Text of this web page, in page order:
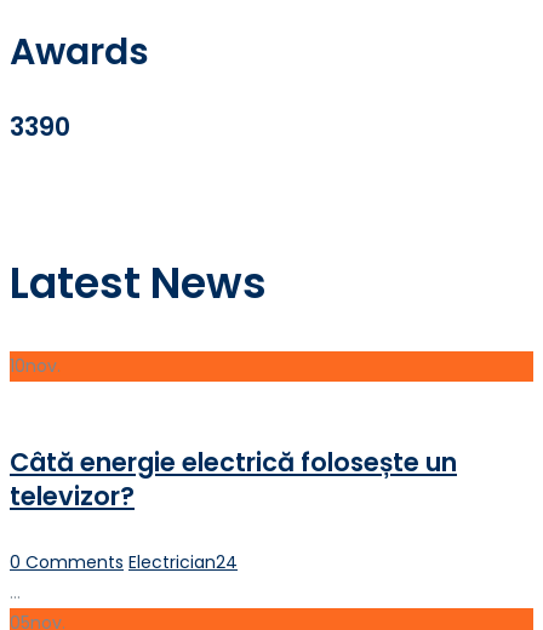
Awards
3390
Latest News
10nov.
Câtă energie electrică folosește un
televizor?
0 Comments Author
Electrician24
...
05nov.